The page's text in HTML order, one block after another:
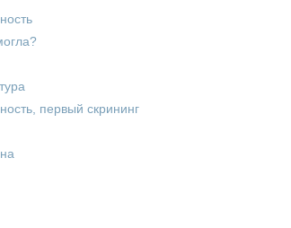
первый скрининг